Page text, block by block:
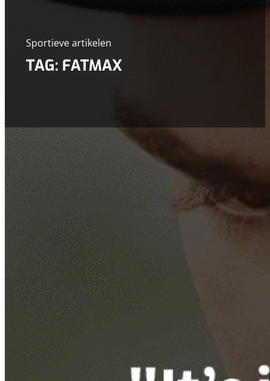
Sportieve artikelen
TAG: FATMAX